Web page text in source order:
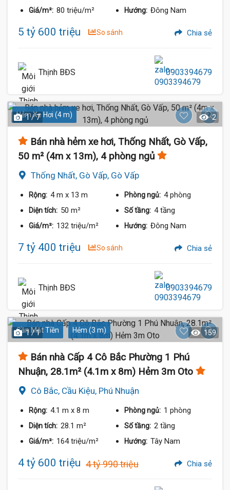
Giá/m²: 80 triệu/m² Hướng: Đông Nam
5 tỷ 600 triệu So sánh Chia sẻ
Thịnh BĐS 0903394679
Hẻm Xe Hơi (4 m)
1 / 7 2
Bán nhà hẻm xe hơi, Thống Nhất, Gò Vấp,
50 m² (4m x 13m), 4 phòng ngủ
Thống Nhất, Gò Vấp, Gò Vấp
Rộng: 4 m x 13 m Phòng ngủ: 4 phòng
Diện tích: 50 m² Số tầng: 4 tầng
Giá/m²: 132 triệu/m² Hướng: Đông Nam
7 tỷ 400 triệu So sánh Chia sẻ
Thịnh BĐS 0903394679
Gần Mặt Tiền Hẻm (3 m)
1 / 1 159
Bán nhà Cấp 4 Cô Bắc Phường 1 Phú
Nhuận, 28.1m² (4.1m x 8m) Hẻm 3m Oto
Cô Bắc, Cầu Kiệu, Phú Nhuận
Rộng: 4.1 m x 8 m Phòng ngủ: 1 phòng
Diện tích: 28.1 m² Số tầng: 2 tầng
Giá/m²: 164 triệu/m² Hướng: Tây Nam
4 tỷ 600 triệu 4 tỷ 990 triệu Chia sẻ